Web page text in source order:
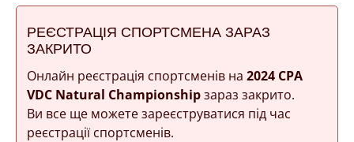
РЕЄСТРАЦІЯ СПОРТСМЕНА ЗАРАЗ
ЗАКРИТО
Онлайн реєстрація спортсменів на 2024 CPA
VDC Natural Championshipзараз закрито.
Ви все ще можете зареєструватися під час
реєстрації спортсменів.